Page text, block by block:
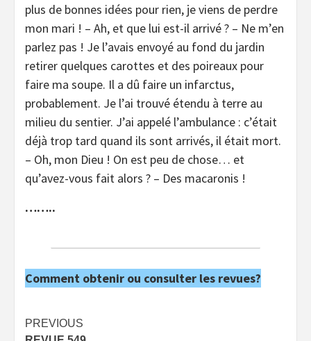
plus de bonnes idées pour rien, je viens de perdre
mon mari ! – Ah, et que lui est-il arrivé ? – Ne m’en
parlez pas ! Je l’avais envoyé au fond du jardin
retirer quelques carottes et des poireaux pour
faire ma soupe. Il a dû faire un infarctus,
probablement. Je l’ai trouvé étendu à terre au
milieu du sentier. J’ai appelé l’ambulance : c’était
déjà trop tard quand ils sont arrivés, il était mort.
– Oh, mon Dieu ! On est peu de chose… et
qu’avez-vous fait alors ? – Des macaronis !
……..
Comment obtenir ou consulter les revues?
Post
PREVIOUS